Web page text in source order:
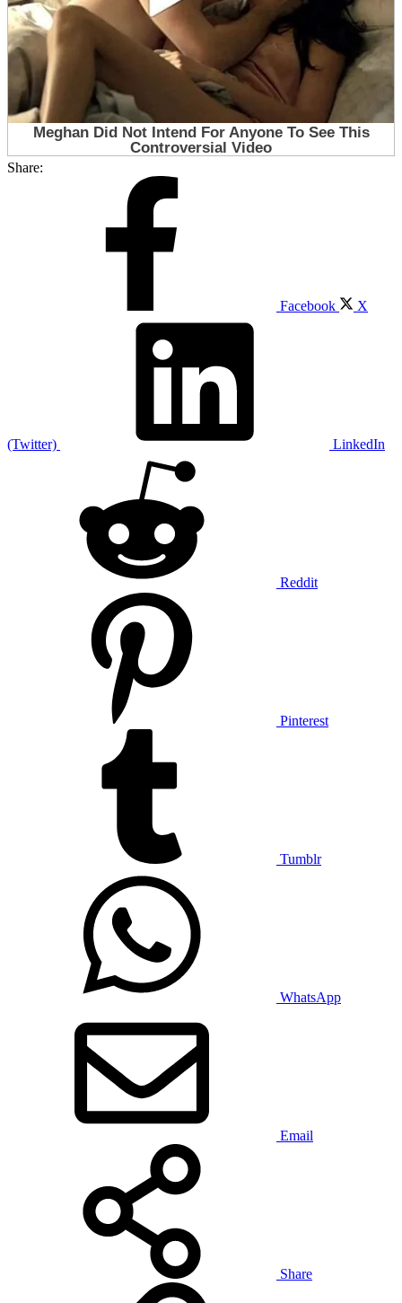
Share:
Facebook X
(Twitter) LinkedIn
Reddit
Pinterest
Tumblr
WhatsApp
Email
Share